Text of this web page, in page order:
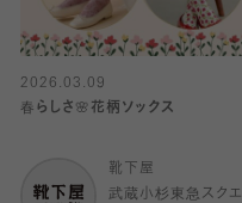
2026.03.09
春らしさ🌸花柄ソックス
靴下屋
武蔵小杉東急スクエ